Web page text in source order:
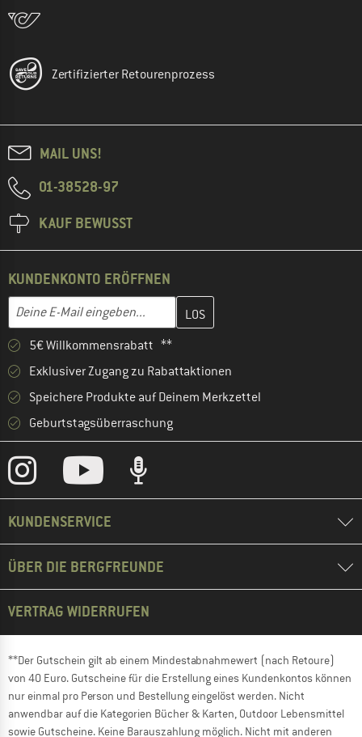
Zertifizierter Retourenprozess
MAIL UNS!
01-38528-97
KAUF BEWUSST
KUNDENKONTO ERÖFFNEN
E-Mail-Adresse
Gib hier deine E-Mail-Adresse ein und erstelle im nächsten
5€ Willkommensrabatt **
Exklusiver Zugang zu Rabattaktionen
Speichere Produkte auf Deinem Merkzettel
Geburtstagsüberraschung
KUNDENSERVICE
ÜBER DIE BERGFREUNDE
VERTRAG WIDERRUFEN
**Der Gutschein gilt ab einem Mindestabnahmewert (nach Retoure)
von 40 Euro. Gutscheine für die Erstellung eines Kundenkontos können
nur einmal pro Person und Bestellung eingelöst werden. Nicht
anwendbar auf die Kategorien Bücher & Karten, Outdoor Lebensmittel
sowie Gutscheine. Keine Barauszahlung möglich. Nicht mit anderen